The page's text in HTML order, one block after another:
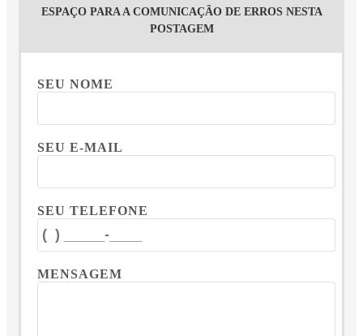
ESPAÇO PARA A COMUNICAÇÃO DE ERROS NESTA
POSTAGEM
SEU NOME
SEU E-MAIL
SEU TELEFONE
MENSAGEM